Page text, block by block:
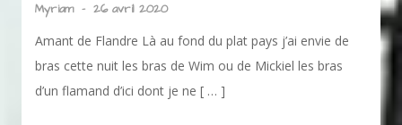
Myriam - 26 avril 2020
Amant de Flandre Là au fond du plat pays j’ai envie de
bras cette nuit les bras de Wim ou de Mickiel les bras
d’un flamand d’ici dont je ne [ … ]